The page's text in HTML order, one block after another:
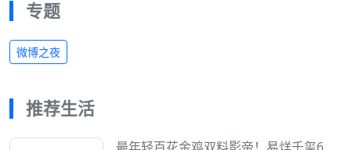
专题
微博之夜
推荐生活